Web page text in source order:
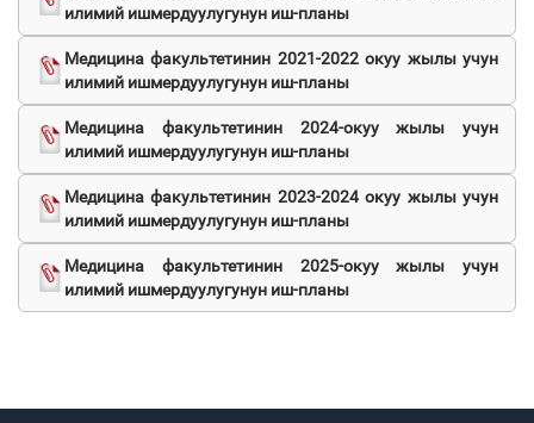
илимий ишмердуулугунун иш-планы
Медицина факультетинин 2021-2022 окуу жылы учун
илимий ишмердуулугунун иш-планы
Медицина факультетинин 2024-окуу жылы учун
илимий ишмердуулугунун иш-планы
Медицина факультетинин 2023-2024 окуу жылы учун
илимий ишмердуулугунун иш-планы
Медицина факультетинин 2025-окуу жылы учун
илимий ишмердуулугунун иш-планы